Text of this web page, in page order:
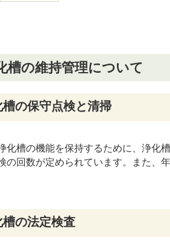
槽の維持管理について
の保守点検と清掃
化槽の機能を保持するために、浄化
の回数が定められています。また、
の法定検査